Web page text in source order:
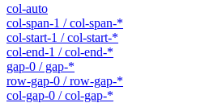
col-auto
col-span-1 / col-span-*
col-start-1 / col-start-*
col-end-1 / col-end-*
gap-0 / gap-*
row-gap-0 / row-gap-*
col-gap-0 / col-gap-*